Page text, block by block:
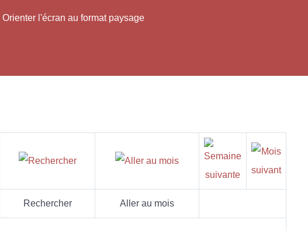
Orienter l'écran au format paysage
Rechercher Aller au mois